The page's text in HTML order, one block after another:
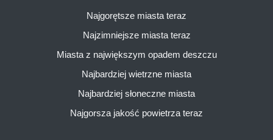
Najgorętsze miasta teraz
Najzimniejsze miasta teraz
Miasta z największym opadem deszczu
Najbardziej wietrzne miasta
Najbardziej słoneczne miasta
Najgorsza jakość powietrza teraz